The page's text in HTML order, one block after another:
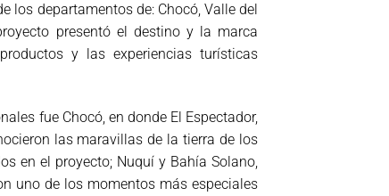
los departamentos de: Chocó, Valle del
presentó el destino y la marca
y las experiencias turísticas
fue Chocó, en donde El Espectador,
las maravillas de la tierra de los
en el proyecto; Nuquí y Bahía Solano,
uno de los momentos más especiales